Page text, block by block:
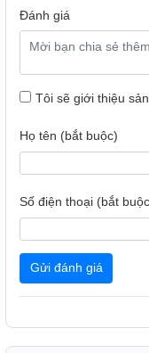
trợ bạn tối đa trong
2 cối xay nhỏ giúp
Với cối lớn có dung
phẩm để làm sinh tố
Máy ép với kích
xác dung tích các
Đánh giá
Tôi sẽ giới thiệu
Họ tên (bắt buộc)
Số điện thoại (bắt
Gửi đánh giá